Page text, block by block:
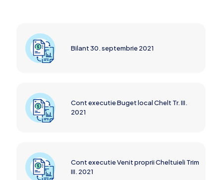
Bilant 30. septembrie 2021
Cont executie Buget local Chelt Tr. III.
2021
Cont executie Venit proprii Cheltuieli Trim
III. 2021